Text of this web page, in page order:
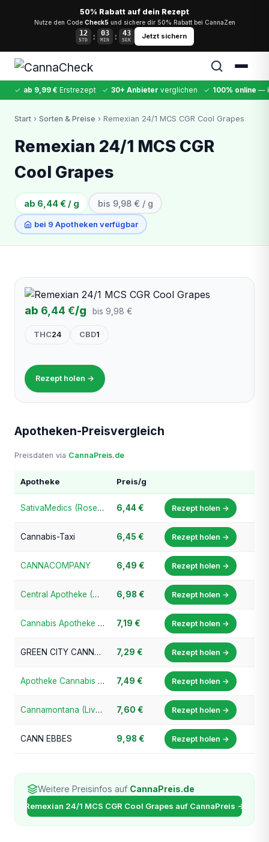
50% Rabatt auf dein Rezept
Nutze den Code Check5und sichere dir 50% Rabatt bei CannaZen
12
STD : 03
MIN : 42
SEK Jetzt sichern
✓ ab 9,99 € Erstrezept ✓ 30+ Anbieter verglichen ✓ 100% online —
Cannabis MDMA Kokain Ketamin LSD CannaZen
Start › Sorten & Preise › Remexian 24/1 MCS CGR Cool Grapes
Remexian 24/1 MCS CGR
Cool Grapes
ab 6,44 € / g bis 9,98 € / g
bei 9 Apotheken verfügbar
ab 6,44 €/g bis 9,98 €
THC24 CBD1
Rezept holen →
Apotheken-Preisvergleich
Preisdaten via CannaPreis.de
Apotheke Preis/g
SativaMedics (Rosen-Apotheke) 6,44 € Rezept holen →
Cannabis-Taxi 6,45 € Rezept holen →
CANNACOMPANY 6,49 € Rezept holen →
Central Apotheke (Cannabis-Champion.de) 6,98 € Rezept holen →
Cannabis Apotheke Bayern 7,19 € Rezept holen →
GREEN CITY CANNABIS (Apotheke am Obermarkt, Bad Dürkheim) 7,29 € Rezept holen →
Apotheke Cannabis Prime 7,49 € Rezept holen →
Cannamontana (Livus Apotheke) 7,60 € Rezept holen →
CANN EBBES 9,98 € Rezept holen →
Weitere Preisinfos auf CannaPreis.de
Remexian 24/1 MCS CGR Cool Grapes auf CannaPreis →